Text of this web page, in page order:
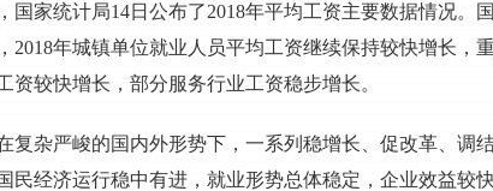
国家统计局14日公布了2018年平均工资主要数据情况。
2018年城镇单位就业人员平均工资继续保持较快增长，
资较快增长，部分服务行业工资稳步增长。
复杂严峻的国内外形势下，一系列稳增长、促改革、调
民经济运行稳中有进，就业形势总体稳定，企业效益较